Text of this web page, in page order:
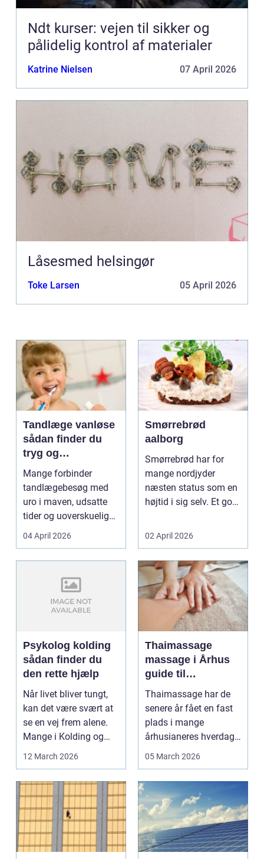
Ndt kurser: vejen til sikker og
pålidelig kontrol af materialer
Katrine Nielsen 07 April 2026
Låsesmed helsingør
Toke Larsen 05 April 2026
Tandlæge vanløse
sådan finder du
tryg og
professionel
tandpleje
Mange forbinder
tandlægebesøg med
uro i maven, udsatte
tider og uoverskuelige
priser. Samtidig ved
04 April 2026
Smørrebrød
aalborg
Smørrebrød har for
mange nordjyder
næsten status som en
højtid i sig selv. Et godt
02 April 2026
Psykolog kolding
sådan finder du
den rette hjælp
Når livet bliver tungt,
kan det være svært at
se en vej frem alene.
Mange i Kolding og
omegn søger p...
12 March 2026
Thaimassage
massage i Århus
guide til
afslapning,
smidighed og
bedre velvære
Thaimassage har de
senere år fået en fast
plads i mange
århusianeres hverdag.
Flere bruger den både
05 March 2026